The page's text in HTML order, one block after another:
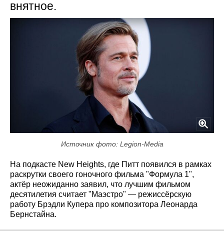
внятное.
Источник фото: Legion-Media
На подкасте New Heights, где Питт появился в рамках
раскрутки своего гоночного фильма "Формула 1",
актёр неожиданно заявил, что лучшим фильмом
десятилетия считает "Маэстро" — режиссёрскую
работу Брэдли Купера про композитора Леонарда
Бернстайна.